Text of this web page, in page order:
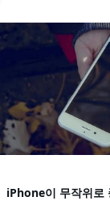
iPhone이 무작위로